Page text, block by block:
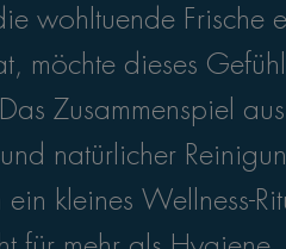
wohltuende Frische
möchte dieses
Zusammenspiel
natürlicher
kleines Wellness-